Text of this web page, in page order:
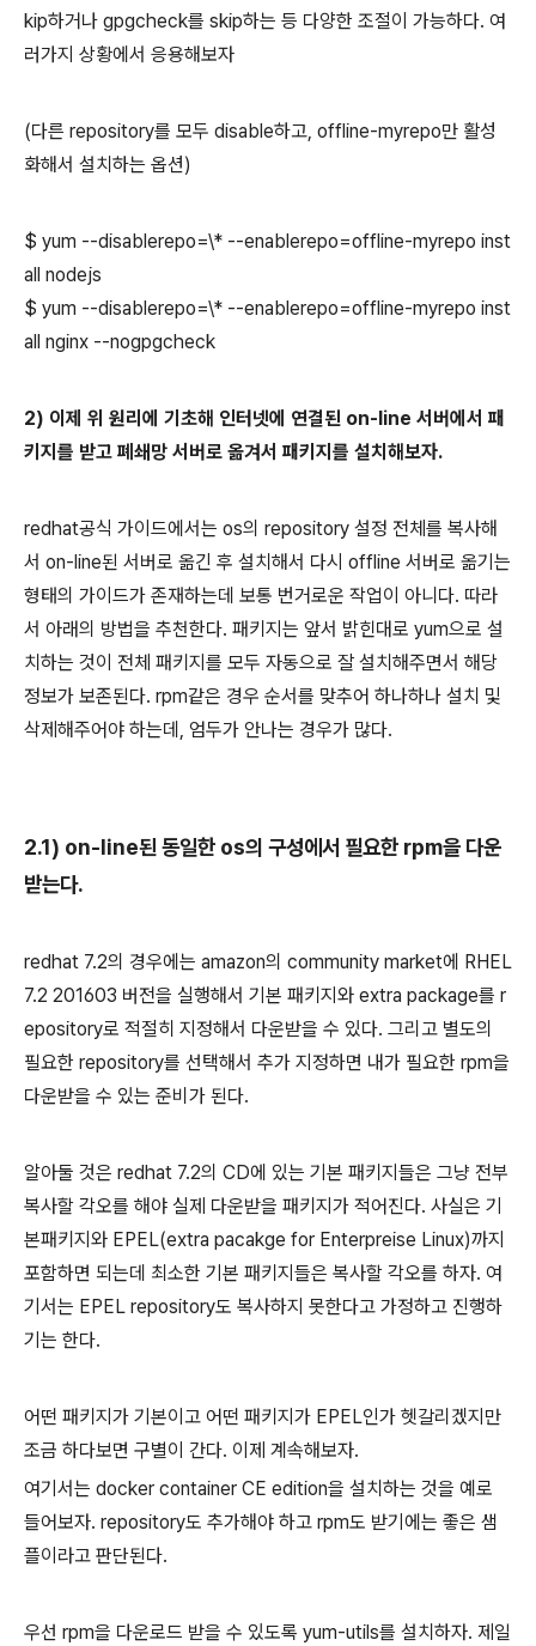
kip하거나 gpgcheck를 skip하는 등 다양한 조절이 가능하다. 여
러가지 상황에서 응용해보자
(다른 repository를 모두 disable하고, offline-myrepo만 활성
화해서 설치하는 옵션)
$ yum --disablerepo=\* --enablerepo=offline-myrepo inst
all nodejs
$ yum --disablerepo=\* --enablerepo=offline-myrepo inst
all nginx --nogpgcheck
2) 이제 위 원리에 기초해 인터넷에 연결된 on-line 서버에서 패
키지를 받고 폐쇄망 서버로 옮겨서 패키지를 설치해보자.
redhat공식 가이드에서는 os의 repository 설정 전체를 복사해
서 on-line된 서버로 옮긴 후 설치해서 다시 offline 서버로 옮기는
형태의 가이드가 존재하는데 보통 번거로운 작업이 아니다. 따라
서 아래의 방법을 추천한다. 패키지는 앞서 밝힌대로 yum으로 설
치하는 것이 전체 패키지를 모두 자동으로 잘 설치해주면서 해당
정보가 보존된다. rpm같은 경우 순서를 맞추어 하나하나 설치 및
삭제해주어야 하는데, 엄두가 안나는 경우가 많다.
2.1) on-line된 동일한 os의 구성에서 필요한 rpm을 다운
받는다.
redhat 7.2의 경우에는 amazon의 community market에 RHEL
7.2 201603 버전을 실행해서 기본 패키지와 extra package를 r
epository로 적절히 지정해서 다운받을 수 있다. 그리고 별도의
필요한 repository를 선택해서 추가 지정하면 내가 필요한 rpm을
다운받을 수 있는 준비가 된다.
알아둘 것은 redhat 7.2의 CD에 있는 기본 패키지들은 그냥 전부
복사할 각오를 해야 실제 다운받을 패키지가 적어진다. 사실은 기
본패키지와 EPEL(extra pacakge for Enterpreise Linux)까지
포함하면 되는데 최소한 기본 패키지들은 복사할 각오를 하자. 여
기서는 EPEL repository도 복사하지 못한다고 가정하고 진행하
기는 한다.
어떤 패키지가 기본이고 어떤 패키지가 EPEL인가 헷갈리겠지만
조금 하다보면 구별이 간다. 이제 계속해보자.
여기서는 docker container CE edition을 설치하는 것을 예로
들어보자. repository도 추가해야 하고 rpm도 받기에는 좋은 샘
플이라고 판단된다.
우선 rpm을 다운로드 받을 수 있도록 yum-utils를 설치하자. 제일